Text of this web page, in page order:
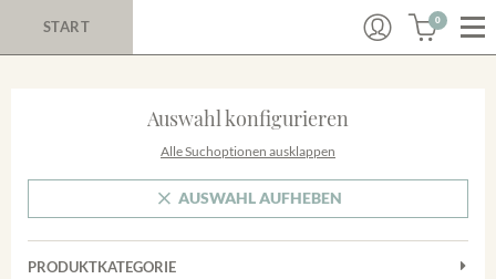
START 0
Auswahl konfigurieren
Alle Suchoptionen ausklappen
AUSWAHL AUFHEBEN
PRODUKTKATEGORIE